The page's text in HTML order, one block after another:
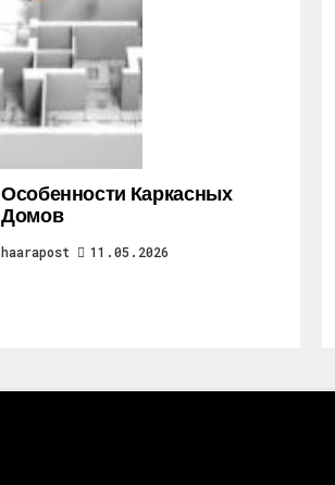
Особенности Каркасных
Домов
haarapost 11.05.2026